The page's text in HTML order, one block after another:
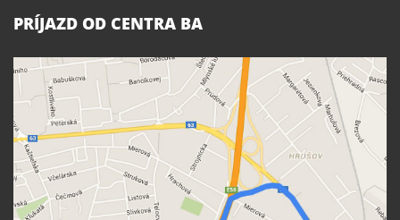
PRÍJAZD OD CENTRA BA